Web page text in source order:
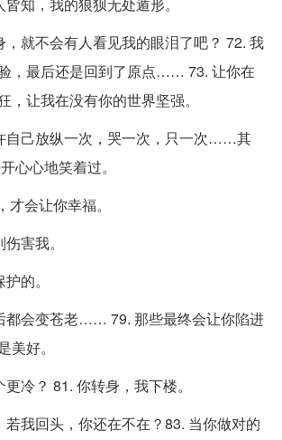
，就不会有人看见我的眼泪了吧？ 72. 我
，最后还是回到了原点…… 73. 让你在
，让我在没有你的世界坚强。
自己放纵一次，哭一次，只一次……其
心心地笑着过。
会让你幸福。
害我。
的。
都会变苍老…… 79. 那些最终会让你陷进
美好。
冷？ 81. 你转身，我下楼。
若我回头，你还在不在？83. 当你做对的